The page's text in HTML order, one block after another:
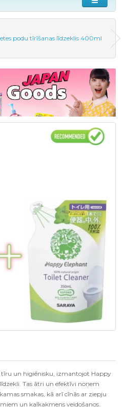
podu tīrīšanas līdzeklis 400ml
tīru un higiēnisku, izmantojot Happy
Tas ātri un efektīvi noņem
smakas, kā arī cīnās ar ziepju
un kaļķakmens veidošanos.